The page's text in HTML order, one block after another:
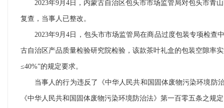
2023年9月4日，内蒙古自治区包头市市场监管局对包头市青
复查，当事人已整改。
2023年9月4日，包头市市场监管局在商品过度包装专项检查
古自治区产品质量检验研究院检验，该款茶叶礼盒的包装空隙率
≤40%”的规定要求。
当事人的行为违反了《中华人民共和国固体废物污染环境防
《中华人民共和国固体废物污染环境防治法》第一百零五条之